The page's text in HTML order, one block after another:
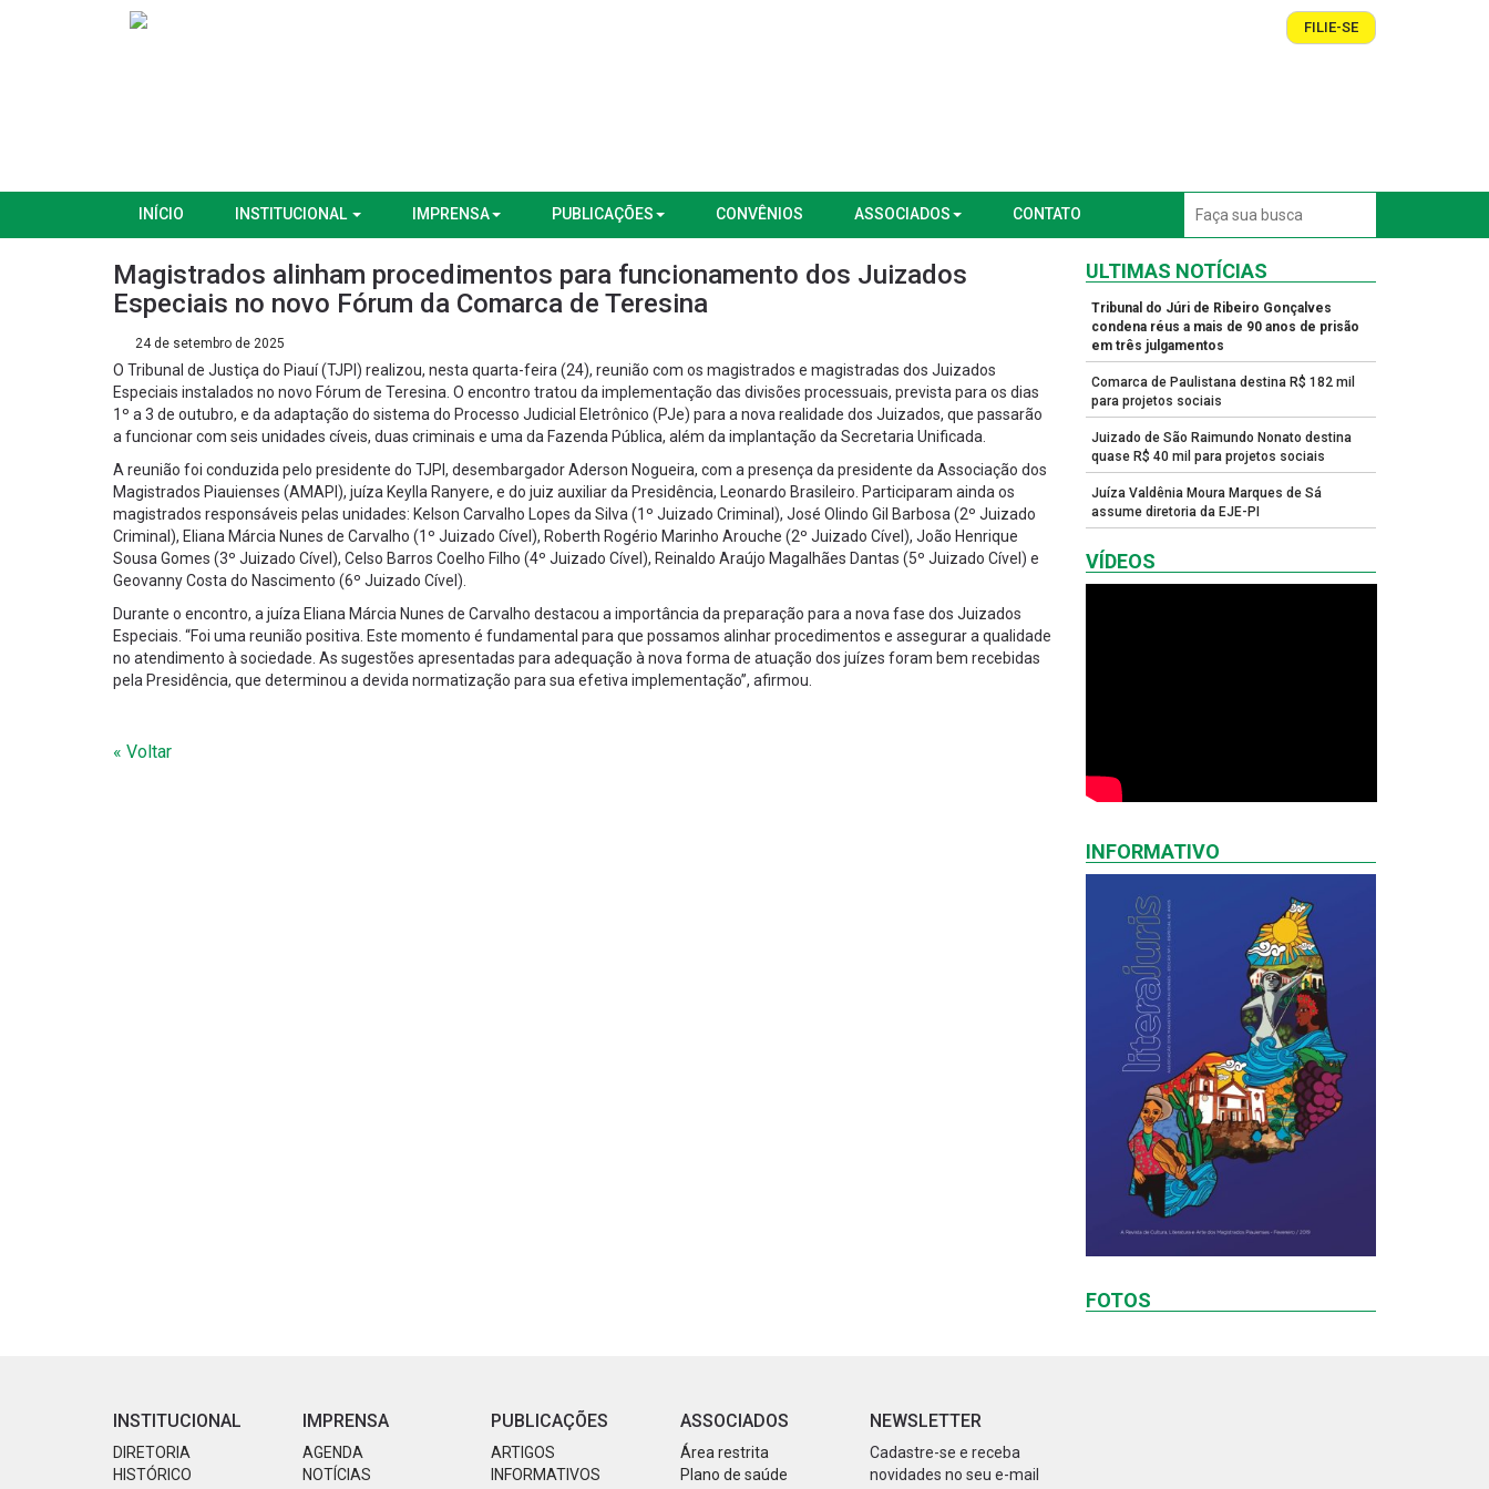
FILIE-SE
INÍCIO INSTITUCIONAL IMPRENSA PUBLICAÇÕES CONVÊNIOS ASSOCIADOS CONTATO
Magistrados alinham procedimentos para funcionamento dos Juizados
Especiais no novo Fórum da Comarca de Teresina
24 de setembro de 2025
O Tribunal de Justiça do Piauí (TJPI) realizou, nesta quarta-feira (24), reunião com os magistrados e magistradas dos Juizados
Especiais instalados no novo Fórum de Teresina. O encontro tratou da implementação das divisões processuais, prevista para os dias
1º a 3 de outubro, e da adaptação do sistema do Processo Judicial Eletrônico (PJe) para a nova realidade dos Juizados, que passarão
a funcionar com seis unidades cíveis, duas criminais e uma da Fazenda Pública, além da implantação da Secretaria Unificada.
A reunião foi conduzida pelo presidente do TJPI, desembargador Aderson Nogueira, com a presença da presidente da Associação dos
Magistrados Piauienses (AMAPI), juíza Keylla Ranyere, e do juiz auxiliar da Presidência, Leonardo Brasileiro. Participaram ainda os
magistrados responsáveis pelas unidades: Kelson Carvalho Lopes da Silva (1º Juizado Criminal), José Olindo Gil Barbosa (2º Juizado
Criminal), Eliana Márcia Nunes de Carvalho (1º Juizado Cível), Roberth Rogério Marinho Arouche (2º Juizado Cível), João Henrique
Sousa Gomes (3º Juizado Cível), Celso Barros Coelho Filho (4º Juizado Cível), Reinaldo Araújo Magalhães Dantas (5º Juizado Cível) e
Geovanny Costa do Nascimento (6º Juizado Cível).
Durante o encontro, a juíza Eliana Márcia Nunes de Carvalho destacou a importância da preparação para a nova fase dos Juizados
Especiais. “Foi uma reunião positiva. Este momento é fundamental para que possamos alinhar procedimentos e assegurar a qualidade
no atendimento à sociedade. As sugestões apresentadas para adequação à nova forma de atuação dos juízes foram bem recebidas
pela Presidência, que determinou a devida normatização para sua efetiva implementação”, afirmou.
« Voltar
ULTIMAS NOTÍCIAS
Tribunal do Júri de Ribeiro Gonçalves
condena réus a mais de 90 anos de prisão
em três julgamentos
Comarca de Paulistana destina R$ 182 mil
para projetos sociais
Juizado de São Raimundo Nonato destina
quase R$ 40 mil para projetos sociais
Juíza Valdênia Moura Marques de Sá
assume diretoria da EJE-PI
VÍDEOS
INFORMATIVO
FOTOS
INSTITUCIONAL
DIRETORIA
HISTÓRICO
IMPRENSA
AGENDA
NOTÍCIAS
PUBLICAÇÕES
ARTIGOS
INFORMATIVOS
ASSOCIADOS
Área restrita
Plano de saúde
NEWSLETTER
Cadastre-se e receba
novidades no seu e-mail